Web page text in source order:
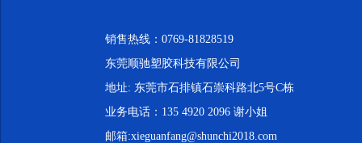
销售热线：0769-81828519
东莞顺驰塑胶科技有限公司
地址: 东莞市石排镇石崇科路北5号C栋
业务电话：135 4920 2096 谢小姐
邮箱:xieguanfang@shunchi2018.com